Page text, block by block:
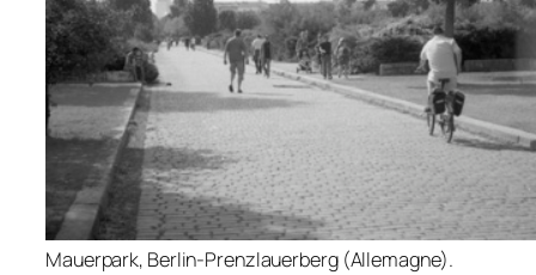
Mauerpark, Berlin-Prenzlauerberg (Allemagne).